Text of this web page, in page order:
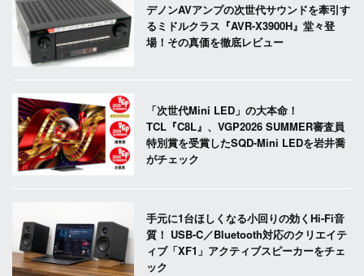
デノンAVアンプの次世代サウンドを牽引す
るミドルクラス『AVR-X3900H』堂々登
場！その真価を徹底レビュー
「次世代Mini LED」の大本命！
TCL『C8L』、VGP2026 SUMMER審査員
特別賞を受賞したSQD-Mini LEDを岩井喬
がチェック
手元に1台ほしくなる小回りの効くHi-Fi音
質！ USB-C／Bluetooth対応のクリエイテ
ィブ「XF1」アクティブスピーカーをチェ
ック